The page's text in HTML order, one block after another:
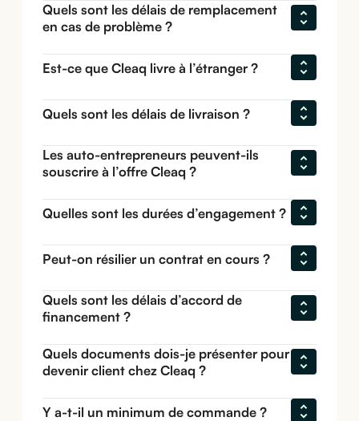
Quels sont les délais de remplacement
en cas de problème ?
Est-ce que Cleaq livre à l’étranger ?
Quels sont les délais de livraison ?
Les auto-entrepreneurs peuvent-ils
souscrire à l’offre Cleaq ?
Quelles sont les durées d’engagement ?
Peut-on résilier un contrat en cours ?
Quels sont les délais d’accord de
financement ?
Quels documents dois-je présenter pour
devenir client chez Cleaq ?
Y a-t-il un minimum de commande ?